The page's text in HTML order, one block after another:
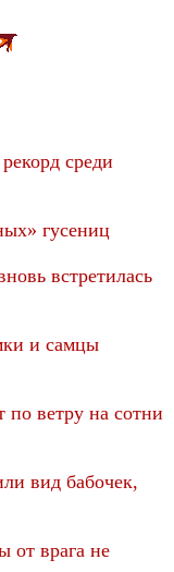
среди
гусениц
встретилась
и самцы
по ветру на сотни
вид бабочек,
от врага не